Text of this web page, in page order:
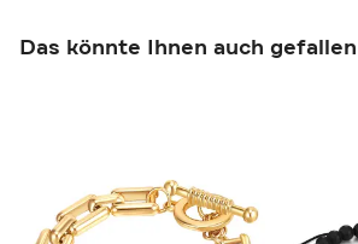
Das könnte Ihnen auch gefallen